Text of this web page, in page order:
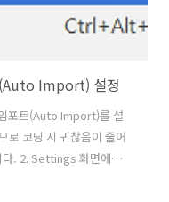
(Auto Import) 설정
포트(Auto Import)를 설
로 코딩 시 귀찮음이 줄어
. 2. Settings 화면에서
Java 또는 Kotlin에 자